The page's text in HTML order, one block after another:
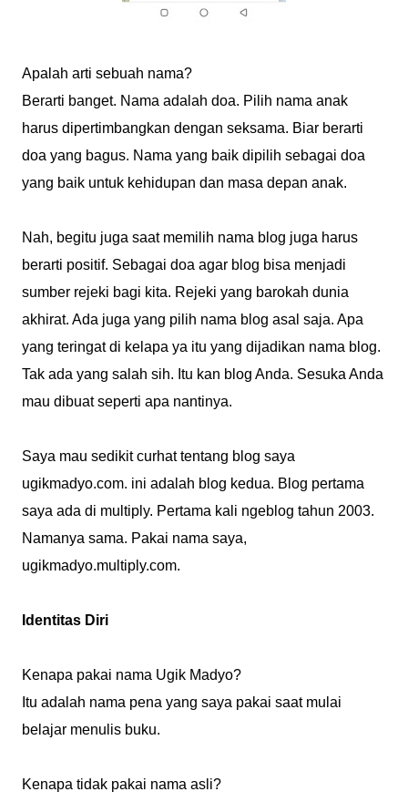
Apalah arti sebuah nama?
Berarti banget. Nama adalah doa. Pilih nama anak
harus dipertimbangkan dengan seksama. Biar berarti
doa yang bagus. Nama yang baik dipilih sebagai doa
yang baik untuk kehidupan dan masa depan anak.
Nah, begitu juga saat memilih nama blog juga harus
berarti positif. Sebagai doa agar blog bisa menjadi
sumber rejeki bagi kita. Rejeki yang barokah dunia
akhirat. Ada juga yang pilih nama blog asal saja. Apa
yang teringat di kelapa ya itu yang dijadikan nama blog.
Tak ada yang salah sih. Itu kan blog Anda. Sesuka Anda
mau dibuat seperti apa nantinya.
Saya mau sedikit curhat tentang blog saya
ugikmadyo.com. ini adalah blog kedua. Blog pertama
saya ada di multiply. Pertama kali ngeblog tahun 2003.
Namanya sama. Pakai nama saya,
ugikmadyo.multiply.com.
Identitas Diri
Kenapa pakai nama Ugik Madyo?
Itu adalah nama pena yang saya pakai saat mulai
belajar menulis buku.
Kenapa tidak pakai nama asli?